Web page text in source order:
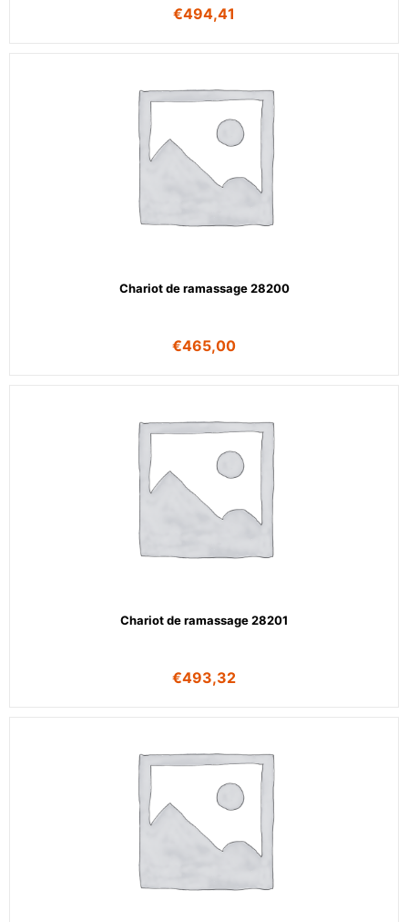
€494,41
Chariot de ramassage 28200
€465,00
Chariot de ramassage 28201
€493,32